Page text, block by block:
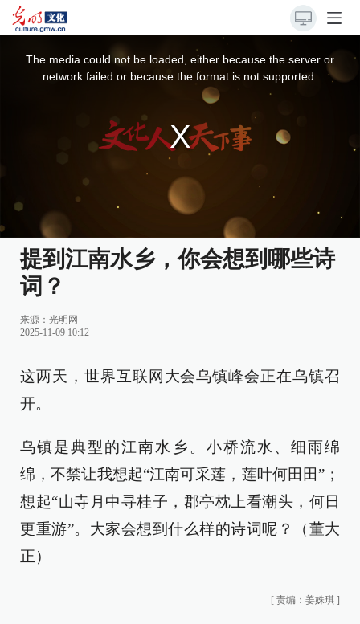
The media could not be loaded, either because the server or
network failed or because the format is not supported.
提到江南水乡，你会想到哪些诗
词？
来源： 光明网
2025-11-09 10:12
这两天，世界互联网大会乌镇峰会正在乌镇召
开。
乌镇是典型的江南水乡。小桥流水、细雨绵
绵，不禁让我想起“江南可采莲，莲叶何田田”；
想起“山寺月中寻桂子，郡亭枕上看潮头，何日
更重游”。大家会想到什么样的诗词呢？（董大
正）
[ 责编：姜姝琪 ]